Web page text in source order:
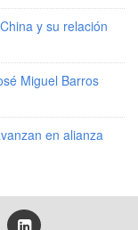
y su relación
Miguel Barros
en alianza